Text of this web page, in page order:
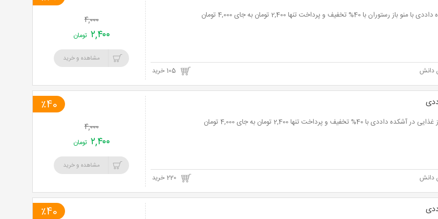
باز رستوران با 40% تخفیف و پرداخت تنها 2,400 تومان به جای 4,000 تومان
دانش
۴,۰۰۰
۲,۴۰۰ تومان
مشاهده و خرید
آشکده داددی با 40% تخفیف و پرداخت تنها 2,400 تومان به جای 4,000 تومان
دانش
٪40
۴,۰۰۰
۲,۴۰۰ تومان
مشاهده و خرید
٪40